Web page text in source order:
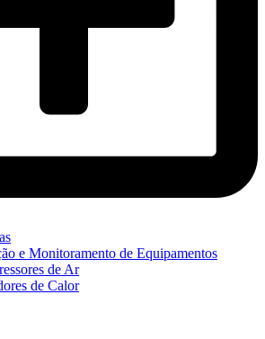
e Monitoramento de Equipamentos
de Ar
de Calor